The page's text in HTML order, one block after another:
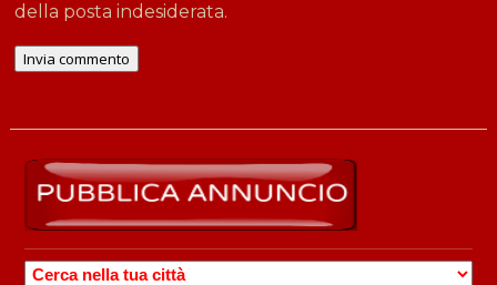
della posta indesiderata.
CERCA